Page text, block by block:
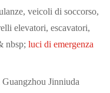
veicoli di soccorso,
elevatori, escavatori,
nbsp; luci di emergenza
Jinniuda